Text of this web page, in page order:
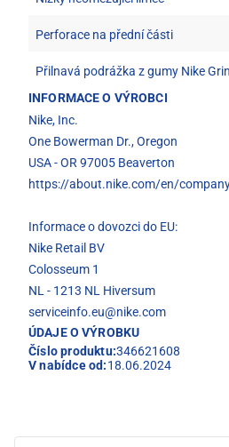
Perforace na přední části
Přilnavá podrážka z gumy Nike
INFORMACE O VÝROBCI
Nike, Inc.
One Bowerman Dr., Oregon
USA - OR 97005 Beaverton
https://about.nike.com/en/
Informace o dovozci do EU:
Nike Retail BV
Colosseum 1
NL - 1213 NL Hiversum
serviceinfo.eu@nike.com
ÚDAJE O VÝROBKU
Číslo produktu:346621608
V nabídce od:18.06.2024